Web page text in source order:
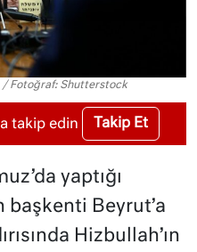
/ Fotoğraf: Shutterstock
takip edin Takip Et
yaptığı
başkenti Beyrut’a
Hizbullah’ın